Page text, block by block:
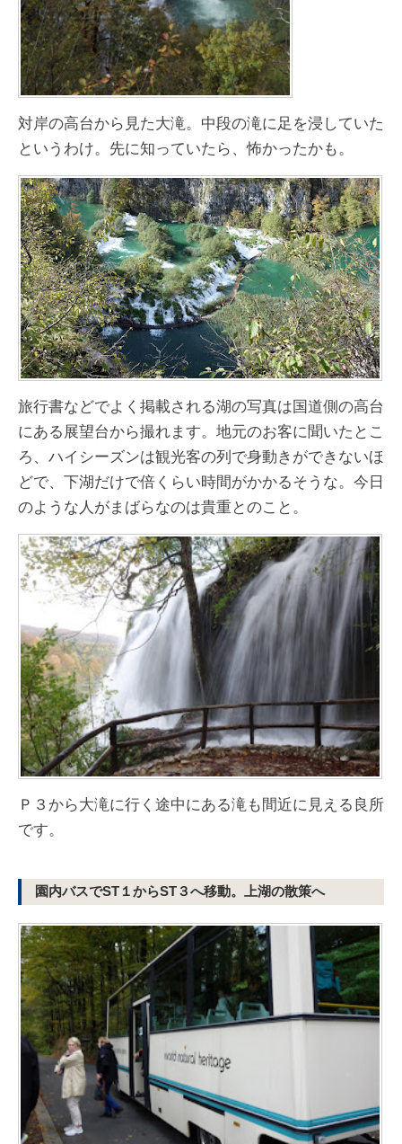
対岸の高台から見た大滝。中段の滝に足を浸していた
というわけ。先に知っていたら、怖かったかも。
旅行書などでよく掲載される湖の写真は国道側の高台
にある展望台から撮れます。地元のお客に聞いたとこ
ろ、ハイシーズンは観光客の列で身動きができないほ
どで、下湖だけで倍くらい時間がかかるそうな。今日
のような人がまばらなのは貴重とのこと。
Ｐ３から大滝に行く途中にある滝も間近に見える良所
です。
園内バスでST１からST３へ移動。上湖の散策へ